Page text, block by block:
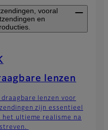
vooral
en
lenzen
draagbare lenzen voor
zijn essentieel
het ultieme realisme na